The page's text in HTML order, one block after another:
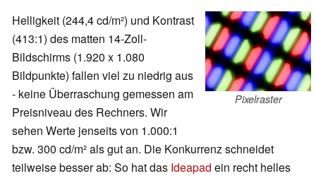
Pixelraster
Helligkeit (244,4 cd/m²) und Kontrast
(413:1) des matten 14-Zoll-
Bildschirms (1.920 x 1.080
Bildpunkte) fallen viel zu niedrig aus
- keine Überraschung gemessen am
Preisniveau des Rechners. Wir
sehen Werte jenseits von 1.000:1
bzw. 300 cd/m² als gut an. Die Konkurrenz schneidet
teilweise besser ab: So hat das Ideapad ein recht helles